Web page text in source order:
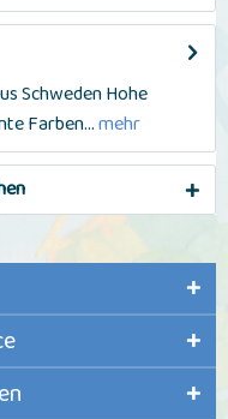
Schweden Hohe
Farben...mehr